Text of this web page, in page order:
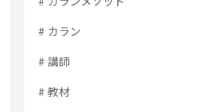
# カラン
# 講師
# 教材